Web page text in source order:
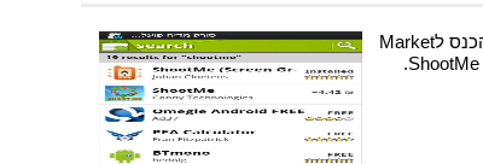
הדבר הראשון שאתם צריכים לעשות הוא להכנס לMarket